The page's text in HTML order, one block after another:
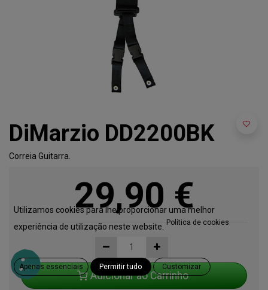
DiMarzio DD2200BK
Correia Guitarra.
29,90 €
Adicionar ao Carrinho
Utilizamos cookies para lhe proporcionar uma melhor
experiência de utilização neste website.
Política de cookies
Apenas essenciais Permitir tudo Customizar